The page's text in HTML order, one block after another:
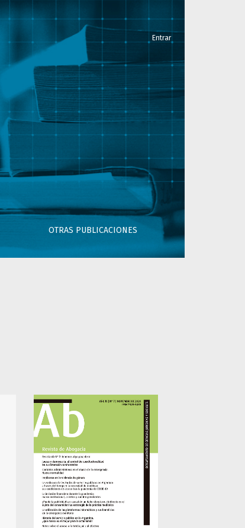
OTRAS PUBLICACIONES
Entrar